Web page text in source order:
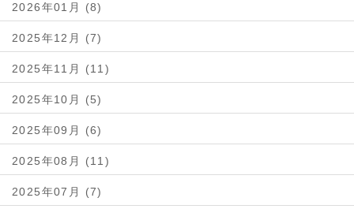
2026年01月 (8)
2025年12月 (7)
2025年11月 (11)
2025年10月 (5)
2025年09月 (6)
2025年08月 (11)
2025年07月 (7)